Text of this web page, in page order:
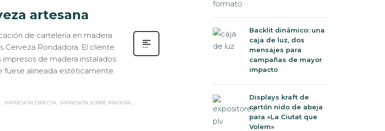
artesana
de cartelería en madera
Cerveza Rondadora. El cliente
de madera instalados
fuese alineada estéticamente
IMPRESION DIRECTA
IMPRESIÓN SOBRE MADERA
Backlit dinámico: una
caja de luz, dos
mensajes para
campañas de mayor
impacto
Displays kraft de
cartón nido de abeja
para «La Ciutat que
Volem»